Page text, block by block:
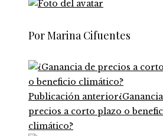
Por Marina Cifuentes
Publicación anterior
precios a corto plazo o
climático?